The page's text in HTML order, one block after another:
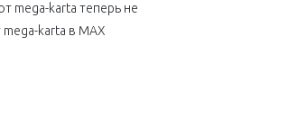
mega-karta теперь не
mega-karta в МАХ